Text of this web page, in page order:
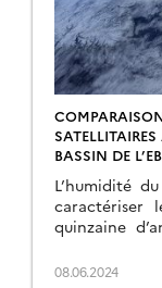
BASSIN DE
L’humidité
caractériser
quinzaine
sol, de
08.06.2024